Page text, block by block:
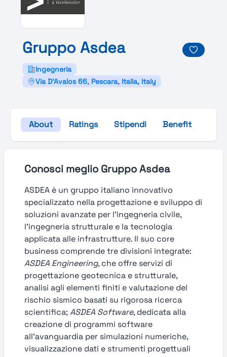
Gruppo Asdea
Ingegneria
Via D'Avalos 66, Pescara, Italia, Italy
About Ratings Stipendi Benefit
Conosci meglio Gruppo Asdea
ASDEA è un gruppo italiano innovativo
specializzato nella progettazione e sviluppo di
soluzioni avanzate per l’ingegneria civile,
l’ingegneria strutturale e la tecnologia
applicata alle infrastrutture. Il suo core
business comprende tre divisioni integrate:
ASDEA Engineering, che offre servizi di
progettazione geotecnica e strutturale,
analisi agli elementi finiti e valutazione del
rischio sismico basati su rigorosa ricerca
scientifica;ASDEA Software, dedicata alla
creazione di programmi software
all’avanguardia per simulazioni numeriche,
visualizzazione dati e strumenti progettuali